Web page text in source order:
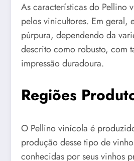
As características do Pellino
pelos vinicultores. Em geral,
púrpura, dependendo da
descrito como robusto, com
impressão duradoura.
Regiões
O Pellino vinícola é
produção desse tipo de
conhecidas por seus vinhos